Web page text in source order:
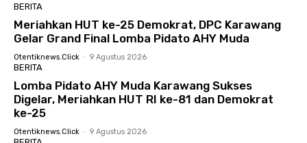
BERITA
Meriahkan HUT ke-25 Demokrat, DPC Karawang
Gelar Grand Final Lomba Pidato AHY Muda
Otentiknews.click - 9 Agustus 2026
BERITA
Lomba Pidato AHY Muda Karawang Sukses
Digelar, Meriahkan HUT RI ke-81 dan Demokrat
ke-25
Otentiknews.click - 9 Agustus 2026